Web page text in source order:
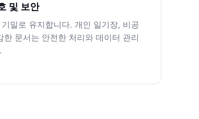
및 보안
밀로 유지합니다. 개인 일기장, 비공
한 문서는 안전한 처리와 데이터 관리